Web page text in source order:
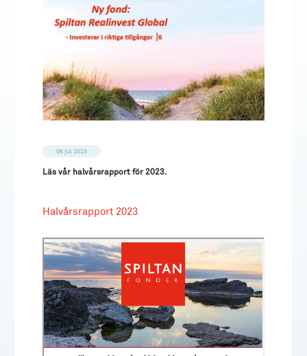
06 jul 2023
Läs vår halvårsrapport för 2023.
Halvårsrapport 2023